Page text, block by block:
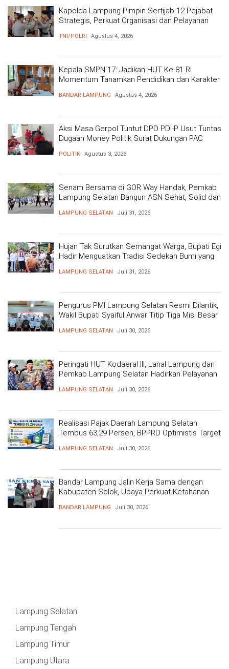
Kapolda Lampung Pimpin Sertijab 12 Pejabat
Strategis, Perkuat Organisasi dan Pelayanan
TNI/POLRI Agustus 4, 2026
Kepala SMPN 17: Jadikan HUT Ke-81 RI
Momentum Tanamkan Pendidikan dan Karakter
BANDAR LAMPUNG Agustus 4, 2026
Aksi Masa Gerpol Tuntut DPD PDI-P Usut Tuntas
Dugaan Money Politik Surat Dukungan PAC
POLITIK Agustus 3, 2026
Senam Bersama di GOR Way Handak, Pemkab
Lampung Selatan Bangun ASN Sehat, Solid dan
LAMPUNG SELATAN Juli 31, 2026
Hujan Tak Surutkan Semangat Warga, Bupati Egi
Hadir Menguatkan Tradisi Sedekah Bumi yang
LAMPUNG SELATAN Juli 31, 2026
Pengurus PMI Lampung Selatan Resmi Dilantik,
Wakil Bupati Syaiful Anwar Titip Tiga Misi Besar
LAMPUNG SELATAN Juli 30, 2026
Peringati HUT Kodaeral III, Lanal Lampung dan
Pemkab Lampung Selatan Hadirkan Pelayanan
LAMPUNG SELATAN Juli 30, 2026
Realisasi Pajak Daerah Lampung Selatan
Tembus 63,29 Persen, BPPRD Optimistis Target
LAMPUNG SELATAN Juli 30, 2026
Bandar Lampung Jalin Kerja Sama dengan
Kabupaten Solok, Upaya Perkuat Ketahanan
BANDAR LAMPUNG Juli 30, 2026
Lampung Selatan
Lampung Tengah
Lampung Timur
Lampung Utara